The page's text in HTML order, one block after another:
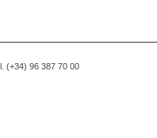
(+34) 96 387 70 00